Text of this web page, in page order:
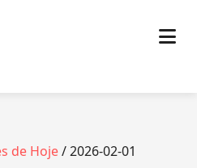
de Hoje/ 2026-02-01